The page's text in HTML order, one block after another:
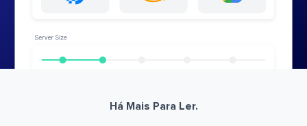
Há Mais Para Ler.